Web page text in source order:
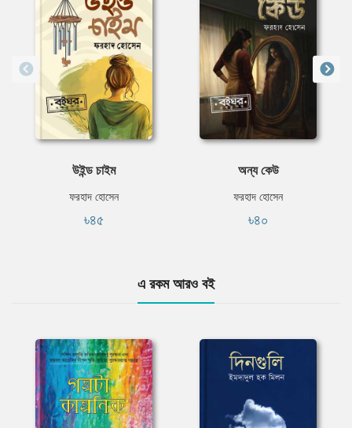
উইন্ড চাইম
ফরহাদ হোসেন
৳৪৫
অন্য কেউ
ফরহাদ হোসেন
৳৪০
এ রকম আরও বই